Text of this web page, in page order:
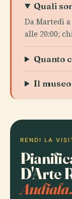
Quali
Da Martedì
alle 20:00;
Quanto
Il
RENDI LA
D'Arte
Audiala.